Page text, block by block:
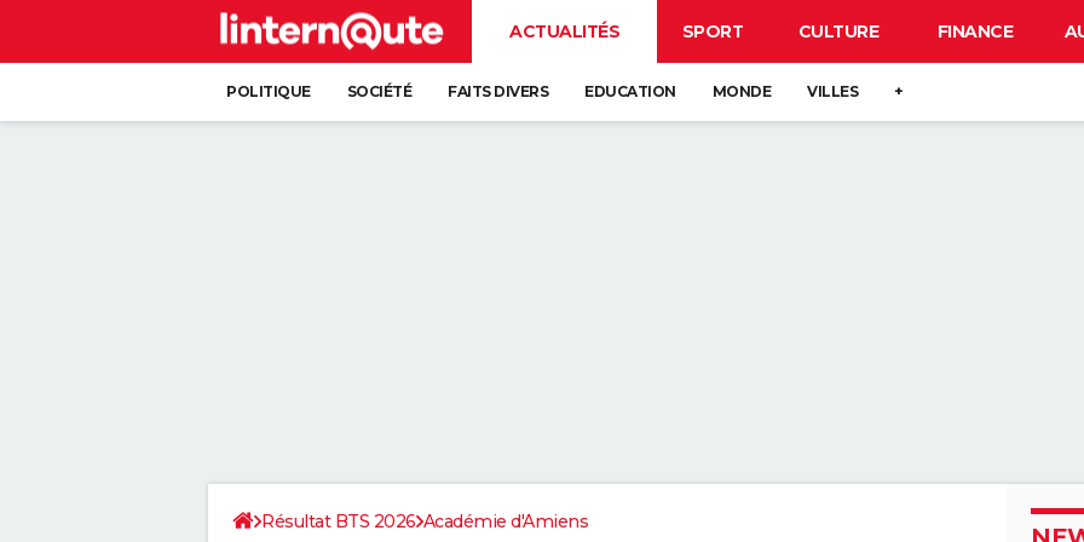
ACTUALITÉS SPORT CULTURE FINANCE
POLITIQUE SOCIÉTÉ FAITS DIVERS EDUCATION MONDE VILLES +
Résultat BTS 2026 Académie d'Amiens